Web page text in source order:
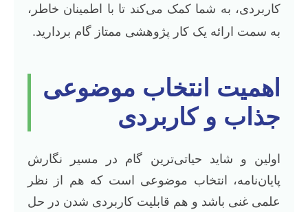
کاربردی، به شما کمک می‌کند تا با اطمینان خاطر،
به سمت ارائه یک کار پژوهشی ممتاز گام بردارید.
اهمیت انتخاب موضوعی
جذاب و کاربردی
اولین و شاید حیاتی‌ترین گام در مسیر نگارش
پایان‌نامه، انتخاب موضوعی است که هم از نظر
علمی غنی باشد و هم قابلیت کاربردی شدن در حل